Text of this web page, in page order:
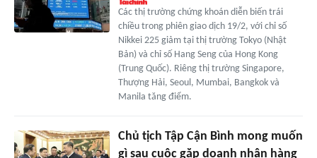
Các thị trường chứng khoán diễn biến trái
chiều trong phiên giao dịch 19/2, với chỉ số
Nikkei 225 giảm tại thị trường Tokyo (Nhật
Bản) và chỉ số Hang Seng của Hong Kong
(Trung Quốc). Riêng thị trường Singapore,
Thượng Hải, Seoul, Mumbai, Bangkok và
Manila tăng điểm.
Chủ tịch Tập Cận Bình mong muốn
gì sau cuộc gặp doanh nhân hàng